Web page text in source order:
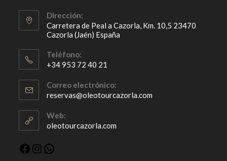
Dirección:
Carretera de Peal a Cazorla, Km. 10,5 23470
Cazorla (Jaén) España
Teléfono:
+34 953 72 40 21
Correo electrónico:
reservas@oleotourcazorla.com
Web:
oleotourcazorla.com